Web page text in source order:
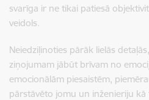
svarīga ir ne tikai patiesā
veidols.
Neiedziļinoties pārāk lielās
ziņojumam jābūt brīvam no
emocionālām piesaistēm,
pārstāvēto jomu un inženieriju